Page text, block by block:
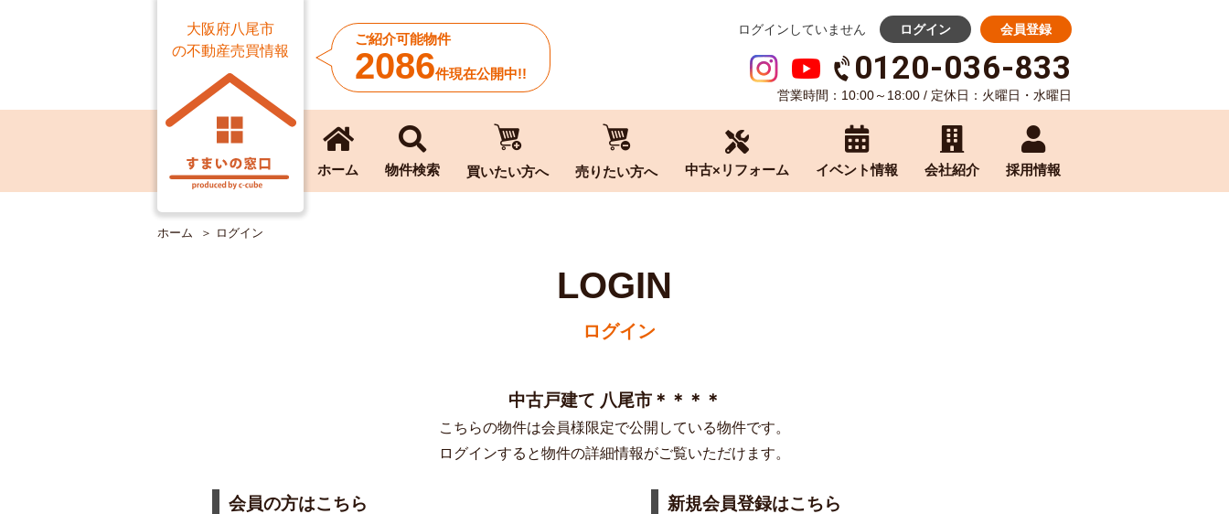
大阪府八尾市
の不動産売買情報
ご紹介可能物件
2086件現在公開中!!
ログインしていません ログイン 会員登録
0120-036-833
営業時間：10:00～18:00 / 定休日：火曜日・水曜日
ホーム 物件検索 買いたい方へ 売りたい方へ 中古×リフォーム イベント情報 会社紹介 採用情報
ホーム ログイン
LOGIN
ログイン
中古戸建て 八尾市＊＊＊＊
こちらの物件は会員様限定で公開している物件です。
ログインすると物件の詳細情報がご覧いただけます。
会員の方はこちら 新規会員登録はこちら